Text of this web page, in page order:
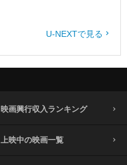
U-NEXTで見る
映画興行収入ランキング
上映中の映画一覧